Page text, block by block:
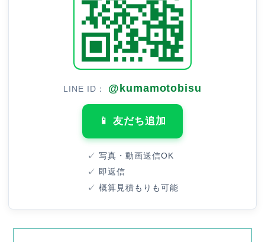
LINE ID： @kumamotobisu
📱 友だち追加
✓ 写真・動画送信OK
✓ 即返信
✓ 概算見積もりも可能